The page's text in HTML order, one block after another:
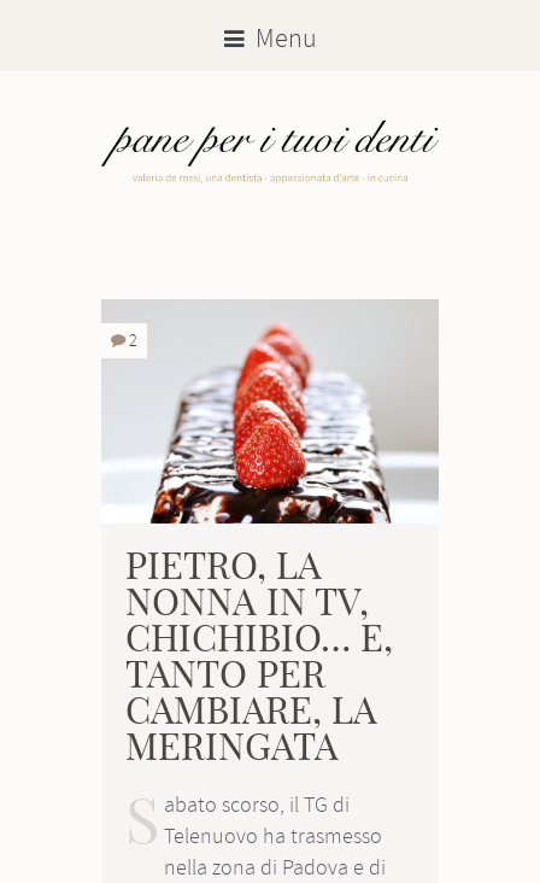
Menu
2
PIETRO, LA
NONNA IN TV,
CHICHIBIO… E,
TANTO PER
CAMBIARE, LA
MERINGATA
S abato scorso, il TG di
Telenuovo ha trasmesso
nella zona di Padova e di